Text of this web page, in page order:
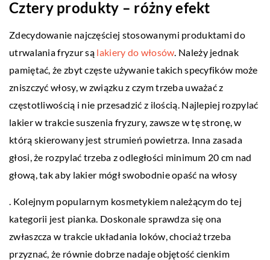
Cztery produkty – różny efekt
Zdecydowanie najczęściej stosowanymi produktami do
utrwalania fryzur są lakiery do włosów. Należy jednak
pamiętać, że zbyt częste używanie takich specyfików może
zniszczyć włosy, w związku z czym trzeba uważać z
częstotliwością i nie przesadzić z ilością. Najlepiej rozpylać
lakier w trakcie suszenia fryzury, zawsze w tę stronę, w
którą skierowany jest strumień powietrza. Inna zasada
głosi, że rozpylać trzeba z odległości minimum 20 cm nad
głową, tak aby lakier mógł swobodnie opaść na włosy
. Kolejnym popularnym kosmetykiem należącym do tej
kategorii jest pianka. Doskonale sprawdza się ona
zwłaszcza w trakcie układania loków, chociaż trzeba
przyznać, że równie dobrze nadaje objętość cienkim